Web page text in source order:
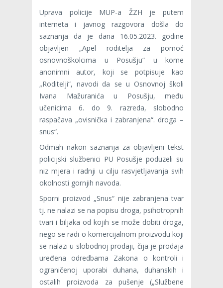
Uprava policije MUP-a ŽZH je putem
interneta i javnog razgovora došla do
saznanja da je dana 16.05.2023. godine
objavljen „Apel roditelja za pomoć
osnovnoškolcima u Posušju“ u kome
anonimni autor, koji se potpisuje kao
„Roditelji“, navodi da se u Osnovnoj školi
Ivana Mažuranića u Posušju, među
učenicima 6. do 9. razreda, slobodno
raspačava „ovisnička i zabranjena“. droga –
snus“.
Odmah nakon saznanja za objavljeni tekst
policijski službenici PU Posušje poduzeli su
niz mjera i radnji u cilju rasvjetljavanja svih
okolnosti gornjih navoda.
Sporni proizvod „Snus“ nije zabranjena tvar
tj. ne nalazi se na popisu droga, psihotropnih
tvari i biljaka od kojih se može dobiti droga,
nego se radi o komercijalnom proizvodu koji
se nalazi u slobodnoj prodaji, čija je prodaja
uređena odredbama Zakona o kontroli i
ograničenoj uporabi duhana, duhanskih i
ostalih proizvoda za pušenje („Službene